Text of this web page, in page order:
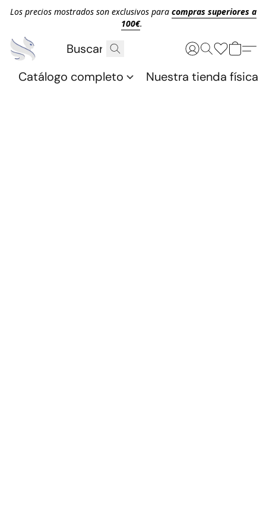
Los precios mostrados son exclusivos para compras superiores a
100€.
Catálogo completo Nuestra tienda física